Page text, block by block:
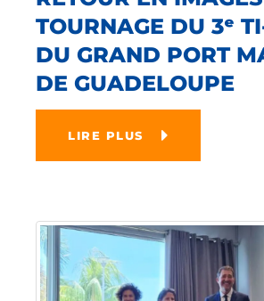
TOURNAGE DU 3ᵉ
DU GRAND PORT
DE GUADELOUPE
LIRE PLUS